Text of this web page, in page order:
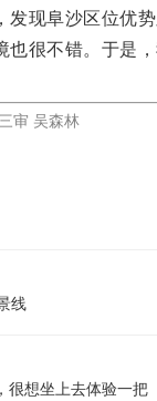
发现阜沙区位优
也很不错。于是
审 吴森林
线
很想坐上去体验一把